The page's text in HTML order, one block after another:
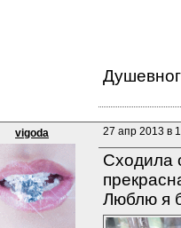
vigoda 27 апр 2013 в
Сходила
Люблю я